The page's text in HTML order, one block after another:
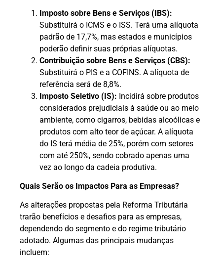
Imposto sobre Bens e Serviços (IBS):
Substituirá o ICMS e o ISS. Terá uma alíquota
padrão de 17,7%, mas estados e municípios
poderão definir suas próprias alíquotas.
Contribuição sobre Bens e Serviços (CBS):
Substituirá o PIS e a COFINS. A alíquota de
referência será de 8,8%.
Imposto Seletivo (IS): Incidirá sobre produtos
considerados prejudiciais à saúde ou ao meio
ambiente, como cigarros, bebidas alcoólicas e
produtos com alto teor de açúcar. A alíquota
do IS terá média de 25%, porém com setores
com até 250%, sendo cobrado apenas uma
vez ao longo da cadeia produtiva.
Quais Serão os Impactos Para as Empresas?
As alterações propostas pela Reforma Tributária
trarão benefícios e desafios para as empresas,
dependendo do segmento e do regime tributário
adotado. Algumas das principais mudanças
incluem: